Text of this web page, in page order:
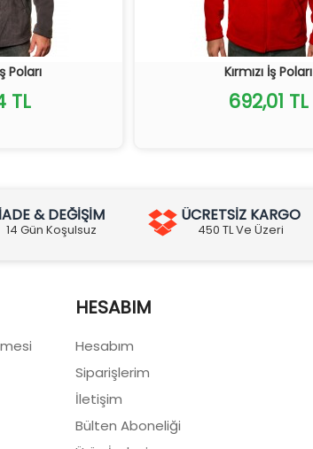
Poları
TL
Kırmızı İş Poları
692,01 TL
İADE & DEĞİŞİM
14 Gün Koşulsuz
ÜCRETSİZ KARGO
450 TL Ve Üzeri
HESABIM
Hesabım
Siparişlerim
İletişim
Bülten Aboneliği